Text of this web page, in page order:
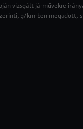
vizsgált járművekre
g/km-ben megadott,